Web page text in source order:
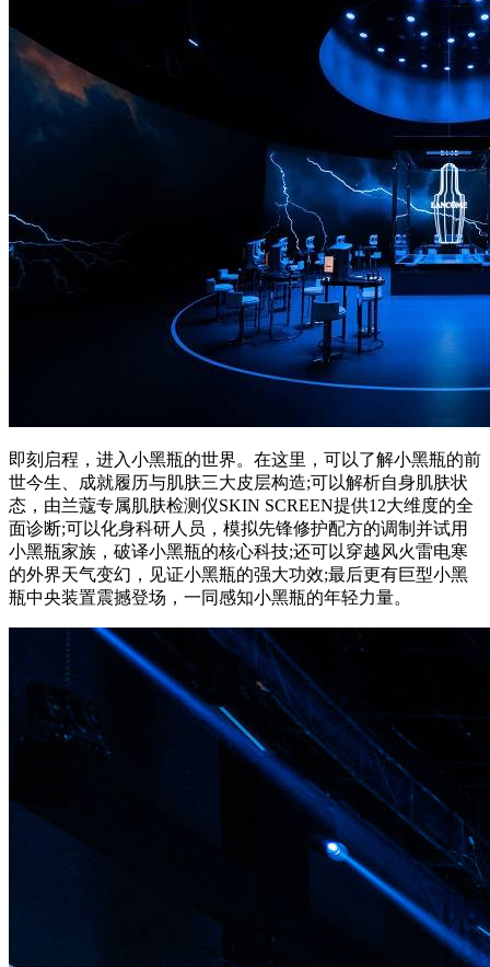
即刻启程，进入小黑瓶的世界。在这里，可以了解小黑瓶的前
世今生、成就履历与肌肤三大皮层构造;可以解析自身肌肤状
态，由兰蔻专属肌肤检测仪SKIN SCREEN提供12大维度的全
面诊断;可以化身科研人员，模拟先锋修护配方的调制并试用
小黑瓶家族，破译小黑瓶的核心科技;还可以穿越风火雷电寒
的外界天气变幻，见证小黑瓶的强大功效;最后更有巨型小黑
瓶中央装置震撼登场，一同感知小黑瓶的年轻力量。